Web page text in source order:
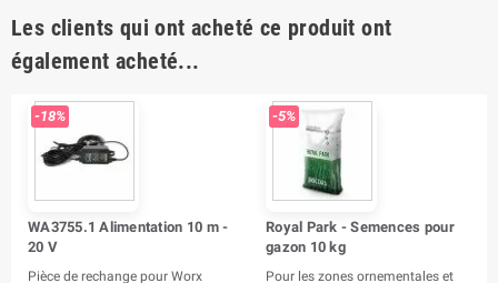
Les clients qui ont acheté ce produit ont
également acheté...
-18%
WA3755.1 Alimentation 10 m -
20 V
Pièce de rechange pour Worx
-5%
Royal Park - Semences pour
gazon 10 kg
Pour les zones ornementales et